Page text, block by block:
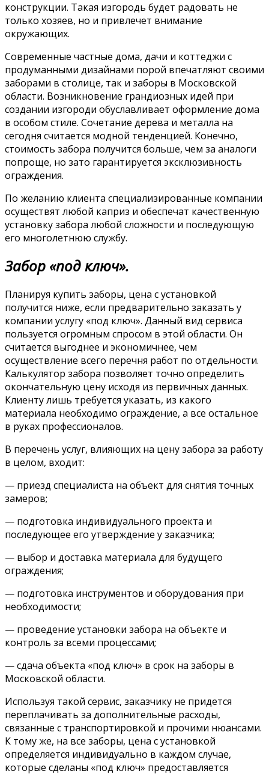
конструкции. Такая изгородь будет радовать не
только хозяев, но и привлечет внимание
окружающих.
Современные частные дома, дачи и коттеджи с
продуманными дизайнами порой впечатляют своими
заборами в столице, так и заборы в Московской
области. Возникновение грандиозных идей при
создании изгороди обуславливает оформление дома
в особом стиле. Сочетание дерева и металла на
сегодня считается модной тенденцией. Конечно,
стоимость забора получится больше, чем за аналоги
попроще, но зато гарантируется эксклюзивность
ограждения.
По желанию клиента специализированные компании
осуществят любой каприз и обеспечат качественную
установку забора любой сложности и последующую
его многолетнюю службу.
Забор «под ключ».
Планируя купить заборы, цена с установкой
получится ниже, если предварительно заказать у
компании услугу «под ключ». Данный вид сервиса
пользуется огромным спросом в этой области. Он
считается выгоднее и экономичнее, чем
осуществление всего перечня работ по отдельности.
Калькулятор забора позволяет точно определить
окончательную цену исходя из первичных данных.
Клиенту лишь требуется указать, из какого
материала необходимо ограждение, а все остальное
в руках профессионалов.
В перечень услуг, влияющих на цену забора за работу
в целом, входит:
— приезд специалиста на объект для снятия точных
замеров;
— подготовка индивидуального проекта и
последующее его утверждение у заказчика;
— выбор и доставка материала для будущего
ограждения;
— подготовка инструментов и оборудования при
необходимости;
— проведение установки забора на объекте и
контроль за всеми процессами;
— сдача объекта «под ключ» в срок на заборы в
Московской области.
Используя такой сервис, заказчику не придется
переплачивать за дополнительные расходы,
связанные с транспортировкой и прочими нюансами.
К тому же, на все заборы, цена с установкой
определяется индивидуально в каждом случае,
которые сделаны «под ключ» предоставляется